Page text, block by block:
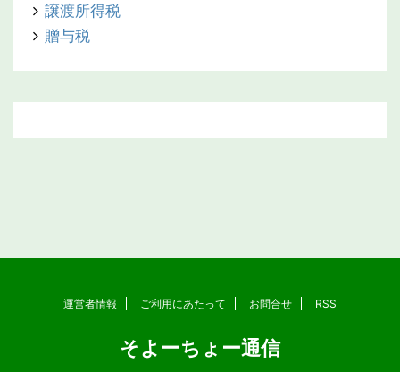
譲渡所得税
贈与税
運営者情報 ご利用にあたって お問合せ RSS
そよーちょー通信
Copyright© そよーちょー通信 , 2026 All Rights